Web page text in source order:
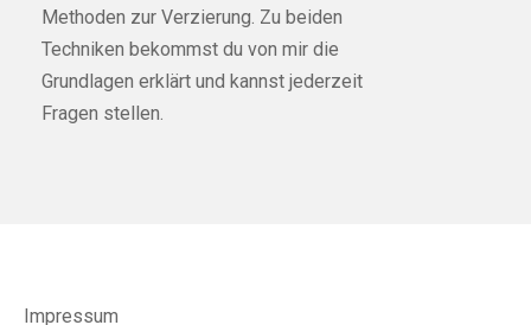
Methoden zur Verzierung. Zu beiden
Techniken bekommst du von mir die
Grundlagen erklärt und kannst jederzeit
Fragen stellen.
Impressum